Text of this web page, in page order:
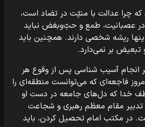
چرا عدالت با منیّت در تضاد است،
عصبانیت، طمع و حبّ‌وبغض نباید
ریشه شخصی دارند. همچنین باید
تبعیض بر نمی‌دارد.
بر انجام آسیب شناسی پس از وقوع هر
فاجعه‌ای که می‌توانست منطقه‌ای را
خدا که دل‌های جامعه در دست او
تدبیر مقام معظم رهبری و شجاعت
در مکتب امام تحصیل کردن، باید